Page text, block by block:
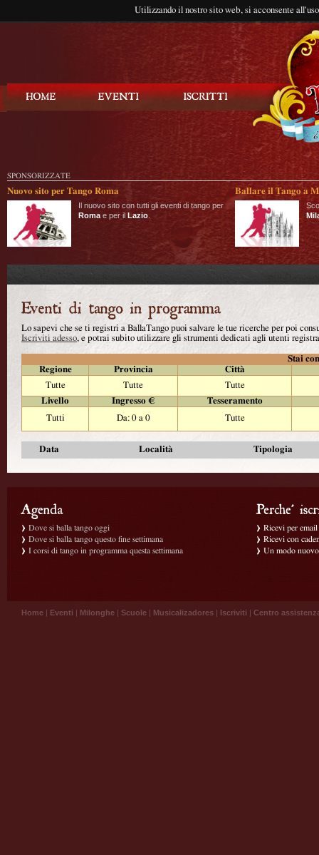
Utilizzando il nostro sito web, si acconsente
SPONSORIZZATE
Nuovo sito per Tango Roma
Il nuovo sito con tutti gli eventi di tango per
Roma e per il Lazio
Ballare il Tango a
Lo sapevi che se ti registri a BallaTango puoi salvare le tue ricerche per poi
Iscriviti adesso, e potrai subito utilizzare gli strumenti dedicati agli utenti
Stai
Regione
Provincia
Città
Tutte
Tutte
Tutte
Livello
Ingresso €
Tesseramento
Tutti
Da: 0 a 0 Tutte
Data Località Tipologia
Dove si balla tango oggi
Dove si balla tango questo fine settimana
I corsi di tango in programma questa settimana
Ricevi per
Ricevi con
Un modo
Home | Eventi | Milonghe | Scuole | Musicalizadores | Iscriviti | Centro